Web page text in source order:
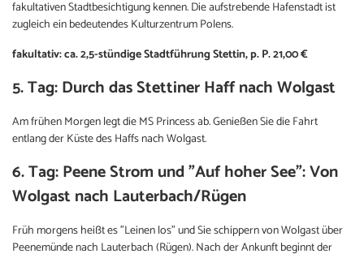
fakultativen Stadtbesichtigung kennen. Die aufstrebende Hafenstadt ist
zugleich ein bedeutendes Kulturzentrum Polens.
fakultativ: ca. 2,5-stündige Stadtführung Stettin, p. P. 21,00 €
5. Tag: Durch das Stettiner Haff nach Wolgast
Am frühen Morgen legt die MS Princess ab. Genießen Sie die Fahrt
entlang der Küste des Haffs nach Wolgast.
6. Tag: Peene Strom und "Auf hoher See": Von
Wolgast nach Lauterbach/Rügen
Früh morgens heißt es "Leinen los" und Sie schippern von Wolgast über
Peenemünde nach Lauterbach (Rügen). Nach der Ankunft beginnt der